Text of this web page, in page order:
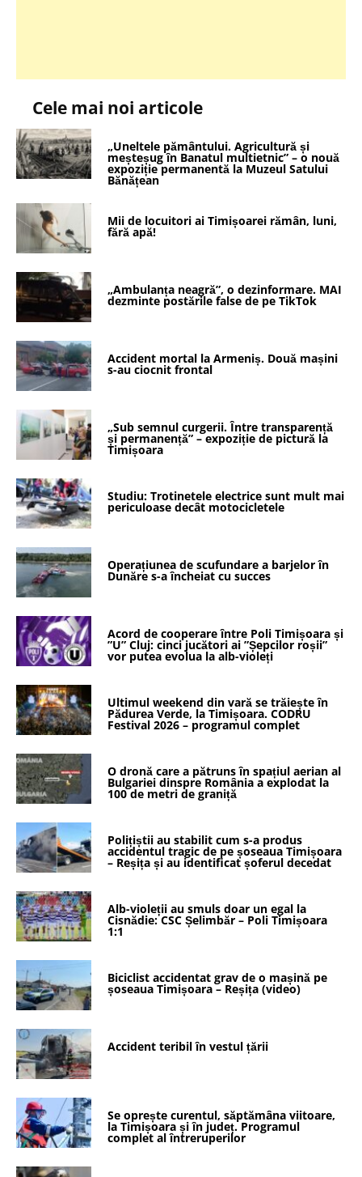
Cele mai noi articole
„Uneltele pământului. Agricultură și
meșteșug în Banatul multietnic” – o nouă
expoziție permanentă la Muzeul Satului
Bănățean
Mii de locuitori ai Timișoarei rămân, luni,
fără apă!
„Ambulanța neagră”, o dezinformare. MAI
dezminte postările false de pe TikTok
Accident mortal la Armeniș. Două mașini
s-au ciocnit frontal
„Sub semnul curgerii. Între transparență
și permanență” – expoziție de pictură la
Timișoara
Studiu: Trotinetele electrice sunt mult mai
periculoase decât motocicletele
Operațiunea de scufundare a barjelor în
Dunăre s-a încheiat cu succes
Acord de cooperare între Poli Timișoara și
”U” Cluj: cinci jucători ai ”Șepcilor roșii”
vor putea evolua la alb-violeți
Ultimul weekend din vară se trăiește în
Pădurea Verde, la Timișoara. CODRU
Festival 2026 – programul complet
O dronă care a pătruns în spațiul aerian al
Bulgariei dinspre România a explodat la
100 de metri de graniță
Polițiștii au stabilit cum s-a produs
accidentul tragic de pe șoseaua Timișoara
– Reșița și au identificat șoferul decedat
Alb-violeții au smuls doar un egal la
Cisnădie: CSC Șelimbăr – Poli Timișoara
1:1
Biciclist accidentat grav de o mașină pe
șoseaua Timișoara – Reșița (video)
Accident teribil în vestul țării
Se oprește curentul, săptămâna viitoare,
la Timișoara și în județ. Programul
complet al întreruperilor